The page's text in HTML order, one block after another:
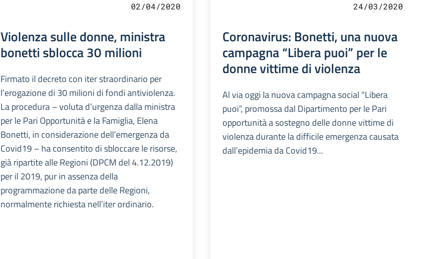
02/04/2020
Violenza sulle donne, ministra
bonetti sblocca 30 milioni
Firmato il decreto con iter straordinario per
l’erogazione di 30 milioni di fondi antiviolenza.
La procedura – voluta d’urgenza dalla ministra
per le Pari Opportunità e la Famiglia, Elena
Bonetti, in considerazione dell’emergenza da
Covid19 – ha consentito di sbloccare le risorse,
già ripartite alle Regioni (DPCM del 4.12.2019)
per il 2019, pur in assenza della
programmazione da parte delle Regioni,
normalmente richiesta nell’iter ordinario.
24/03/2020
Coronavirus: Bonetti, una nuova
campagna “Libera puoi” per le
donne vittime di violenza
Al via oggi la nuova campagna social “Libera
puoi”, promossa dal Dipartimento per le Pari
opportunità a sostegno delle donne vittime di
violenza durante la difficile emergenza causata
dall’epidemia da Covid19...